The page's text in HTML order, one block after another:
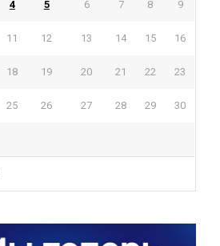
4 5 6 7 8 9
11 12 13 14 15 16
18 19 20 21 22 23
25 26 27 28 29 30